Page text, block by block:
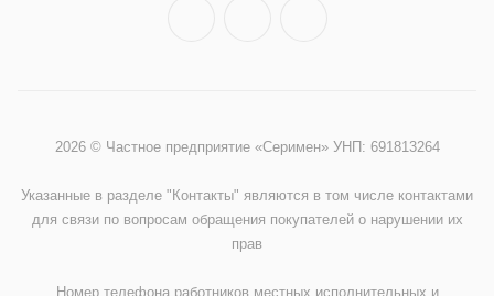
2026 © Частное предприятие «Серимен» УНП: 691813264
Указанные в разделе "Контакты" являются в том числе контактами
для связи по вопросам обращения покупателей о нарушении их
прав
Номер телефона работников местных исполнительных и